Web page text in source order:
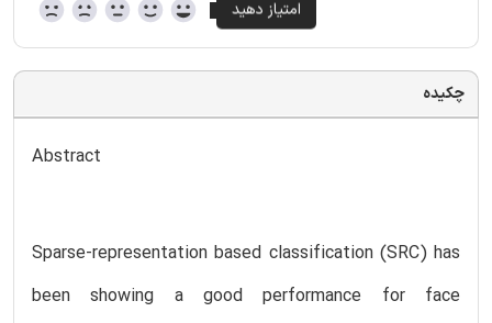
چکیده
Abstract
Sparse-representation based classification (SRC) has
been showing a good performance for face